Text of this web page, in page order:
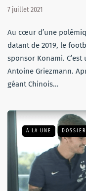
7 juillet 2021
Au cœur d’une
datant de 2019, le
sponsor Konami.
Antoine Griezmann.
géant Chinois…
A LA UNE